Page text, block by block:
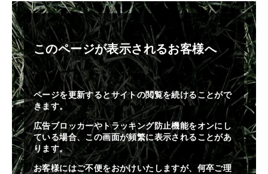
このページが表示されるお客様へ
ページを更新するとサイトの閲覧を続けることがで
きます。
広告ブロッカーやトラッキング防止機能をオンにし
ている場合、この画面が頻繁に表示されることがあ
ります。
お客様にはご不便をおかけいたしますが、何卒ご理